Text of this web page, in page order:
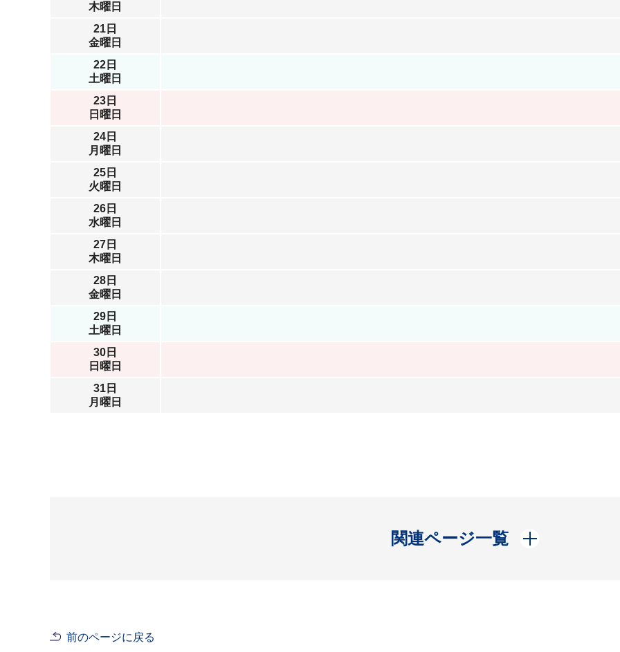
木曜日
21日
金曜日
22日
土曜日
23日
日曜日
24日
月曜日
25日
火曜日
26日
水曜日
27日
木曜日
28日
金曜日
29日
土曜日
30日
日曜日
31日
月曜日
関連ページ一覧
開く
前のページに戻る